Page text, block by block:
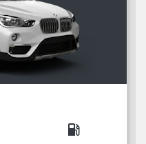
local_gas_station